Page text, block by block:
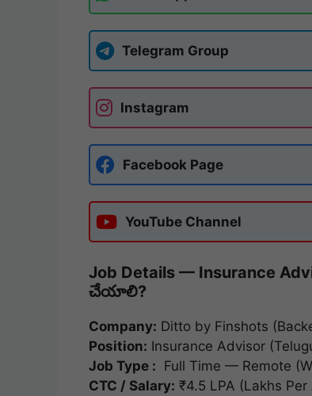
Telegram Group
Instagram
Facebook Page
YouTube Channel
Job Details — Insurance
చేయాలి?
Company: Ditto by Finshots
Position: Insurance Advisor
Job Type : Full Time — Remote
CTC / Salary: ₹4.5 LPA (Lakhs Per